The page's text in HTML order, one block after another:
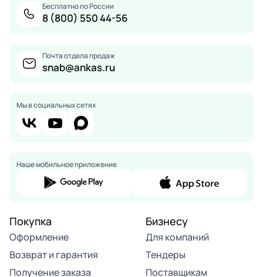
Бесплатно по России
8 (800) 550 44-56
Почта отдела продаж
snab@ankas.ru
Мы в социальных сетях
Наше мобильное приложение
Покупка
Оформление
Возврат и гарантия
Получение заказа
Бизнесу
Для компаний
Тендеры
Поставщикам